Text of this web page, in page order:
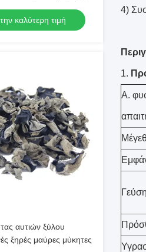
καλύτερη τιμή
αυτιών ξύλου
ξηρές μαύρες μύκητες
4)
1.
Α.
Γεύση